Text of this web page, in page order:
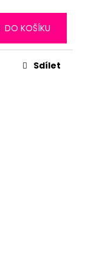
DO KOŠÍKU
Sdílet